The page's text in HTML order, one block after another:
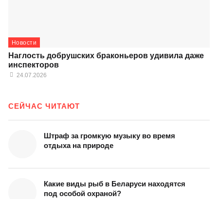
Новости
Наглость добрушских браконьеров удивила даже
инспекторов
24.07.2026
СЕЙЧАС ЧИТАЮТ
Штраф за громкую музыку во время
отдыха на природе
Какие виды рыб в Беларуси находятся
под особой охраной?